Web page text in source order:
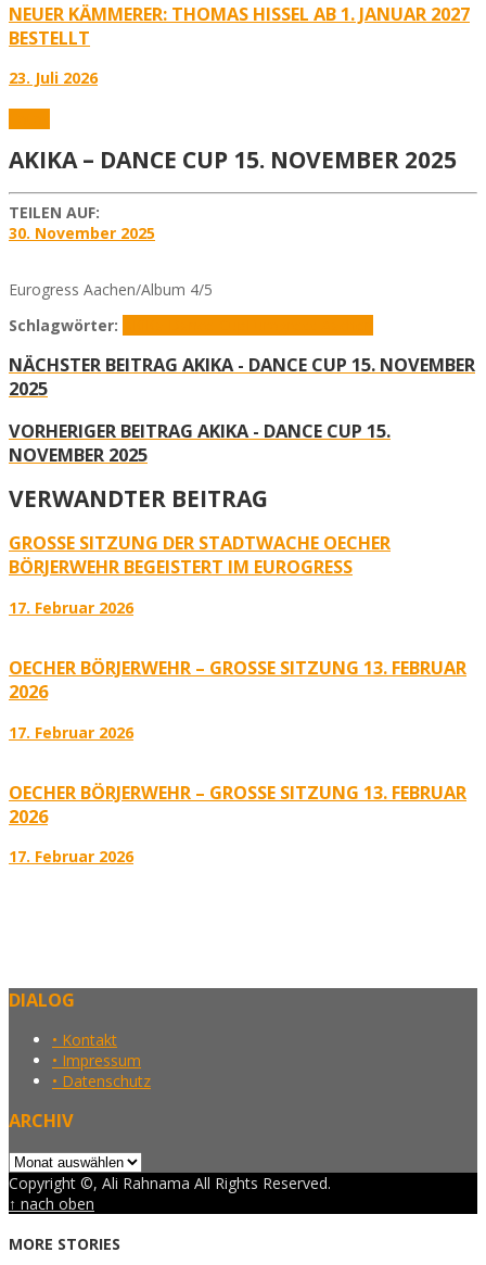
NEUER KÄMMERER: THOMAS HISSEL AB 1. JANUAR 2027
BESTELLT
23. Juli 2026
AKIKA – DANCE CUP 15. NOVEMBER 2025
TEILEN AUF:
30. November 2025
Eurogress Aachen/Album 4/5
Schlagwörter:
NÄCHSTER BEITRAG AKIKA - DANCE CUP 15. NOVEMBER
2025
VORHERIGER BEITRAG AKIKA - DANCE CUP 15.
NOVEMBER 2025
VERWANDTER BEITRAG
GROSSE SITZUNG DER STADTWACHE OECHER B
ÖRJERWEHR BEGEISTERT IM EUROGRESS
17. Februar 2026
OECHER BÖRJERWEHR – GROSSE SITZUNG 13. FEBRUAR 2
026
17. Februar 2026
OECHER BÖRJERWEHR – GROSSE SITZUNG 13. FEBRUAR 2
026
17. Februar 2026
DIALOG
• Kontakt
• Impressum
• Datenschutz
ARCHIV
Archiv
Copyright ©, Ali Rahnama All Rights Reserved.
↑ nach oben
MORE STORIES